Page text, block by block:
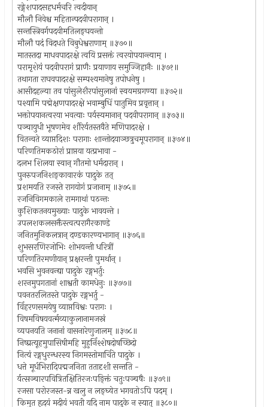
रङ्गेशपादसहधर्मचरि त्वदीयान्
मौलौ निवेश्च महितान्पदवीपरागान् ।
सन्तस्त्रिवर्गपदवीमतिलङ्घयन्तो
मौलौ पदं विदधते विबुधेश्वराणाम् ॥३७०॥
मातस्तदा माधवपादरक्षे त्वयि प्रसक्तं त्वरयोपयान्त्याम् ।
परामृशेयं पदवीपरागं प्राणैः प्रयाणाय समुज्जिहानैः ॥३७१॥
तथागता राघवपादरक्षे सम्पश्यमानेषु तपोधनेषु ।
आसीदहल्या तव पांसुलेशैरपांसुलानां स्वयमग्रगण्या ॥३७२॥
पश्यामि पद्मेक्षणपादरक्षे भवाम्बुधिं पातुमिव प्रवृत्तान् ।
भक्तोपयानत्वरया भवत्याः पर्यस्यमानान् पदवीपरागान् ॥३७३॥
पञ्चायुधी भूषणमेव शौरेर्यतस्तवैते मणिपादरक्षे ।
वितन्वते व्याप्तदिशः परागाः शान्तोदयाञ्छत्रुचमूपरागान् ॥३७४॥
परिणतिमकठोरां प्राप्तया यत्प्रभावा -
दलभ शिलया स्वान् गौतमो धर्मदारान् ।
पुनरुपजनिशङ्कावारकं पादुके तत्
प्रशमयति रजस्ते रागयोगं प्रजानाम् ॥३७५॥
रजनिविगमकाले रामगाथां पठन्तः
कुशिकतनयमुख्याः पादुके भावयन्ते ।
उपलशकलसक्तैस्त्वत्परागैरकाण्डे
जनितमुनिकलत्रान् दण्डकारण्यभागान् ॥३७६॥
शुभसरणिरजोभिः शोभयन्ती धरित्रीं
परिणतिरमणीयान् प्रक्षरन्ती पुमर्थान् ।
भवसि भुवनवन्द्या पादुके रङ्गभर्तुः
शरनमुपगतानां शाश्वती कामधेनुः ॥३७७॥
पवनतरलितस्ते पादुके रङ्गभर्तु -
र्विहरणसमयेषु व्याप्तविश्वः परागः ।
विषमविषयवर्त्मव्याकुलानामजस्रं
व्यपनयति जनानां वासनारेणुजालम् ॥३७८॥
निष्प्रत्यूहमुपासिषीमहि मुहुर्निश्शेषदोषच्छिदो
नित्यं रङ्गधुरन्धरस्य निगमस्तोमार्चिते पादुके ।
धत्ते मूर्धभिरादिपद्मजनिता ततादृशी सन्तति -
र्यत्सञ्चारपवित्रितक्षितिरजःपङ्क्तिं चतुःपञ्चषैः ॥३७९॥
रजसा परोरजस्त-न्न खलु न लङ्घ्येत भगवतोऽपि पदम् ।
किमुत हृदयं मदीयं भवती यदि नाम पादुके न स्यात् ॥३८०॥